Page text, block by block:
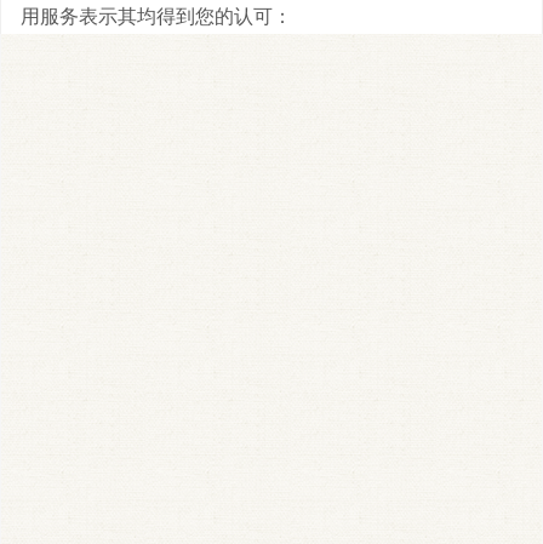
用服务表示其均得到您的认可：